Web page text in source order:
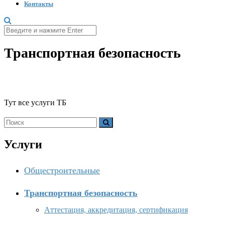
Контакты
Транспортная безопасность
Тут все услуги ТБ
Услуги
Общестроительные
Транспортная безопасность
Aттестация, аккредитация, сертификация